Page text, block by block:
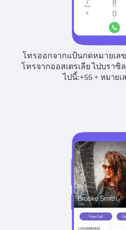
โทรออกจากแป้นกดหมายเล
โทรจากออสเตรเลีย ไปบราซิ
ไปนี้:+55+ หมายเ